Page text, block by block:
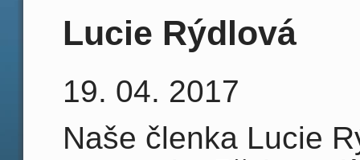
Lucie Rýdlová
19. 04. 2017
Naše členka Lucie